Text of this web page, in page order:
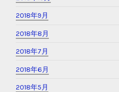
2018年9月
2018年8月
2018年7月
2018年6月
2018年5月